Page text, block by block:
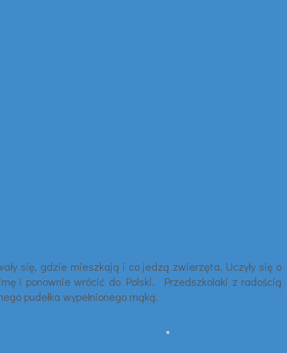
się, gdzie mieszkają i co jedzą zwierzęta. Uczyły się o
i ponownie wrócić do Polski. Przedszkolaki z radością
pudełka wypełnionego mąką.